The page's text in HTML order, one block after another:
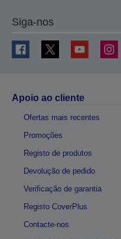
Siga-nos
Apoio ao cliente
Ofertas mais recentes
Promoções
Registo de produtos
Devolução de pedido
Verificação de garantia
Registo CoverPlus
Contacte-nos